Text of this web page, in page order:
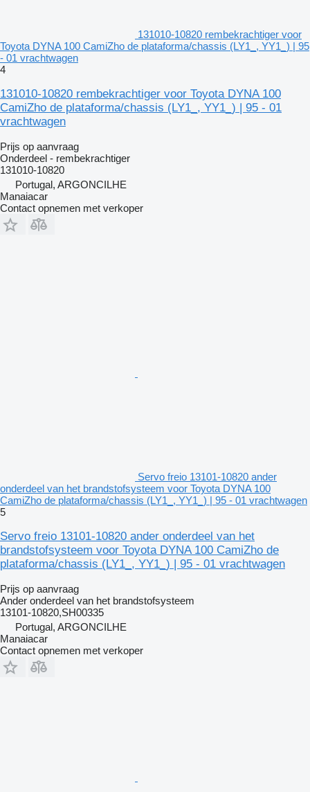
131010-10820 rembekrachtiger voor
Toyota DYNA 100 CamiZho de plataforma/chassis (LY1_, YY1_) | 95
- 01 vrachtwagen
4
131010-10820 rembekrachtiger voor Toyota DYNA 100
CamiZho de plataforma/chassis (LY1_, YY1_) | 95 - 01
vrachtwagen
Prijs op aanvraag
Onderdeel - rembekrachtiger
131010-10820
Portugal, ARGONCILHE
Manaiacar
Contact opnemen met verkoper
Servo freio 13101-10820 ander
onderdeel van het brandstofsysteem voor Toyota DYNA 100
CamiZho de plataforma/chassis (LY1_, YY1_) | 95 - 01 vrachtwagen
5
Servo freio 13101-10820 ander onderdeel van het
brandstofsysteem voor Toyota DYNA 100 CamiZho de
plataforma/chassis (LY1_, YY1_) | 95 - 01 vrachtwagen
Prijs op aanvraag
Ander onderdeel van het brandstofsysteem
13101-10820,SH00335
Portugal, ARGONCILHE
Manaiacar
Contact opnemen met verkoper